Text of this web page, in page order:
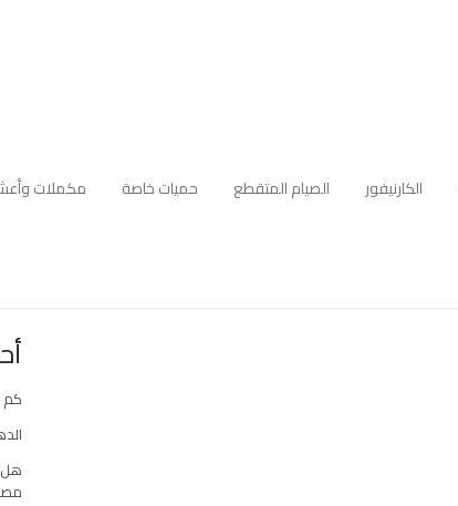
الكارنيفور الصيام المتقطع حميات خاصة مكملات
كم
هل